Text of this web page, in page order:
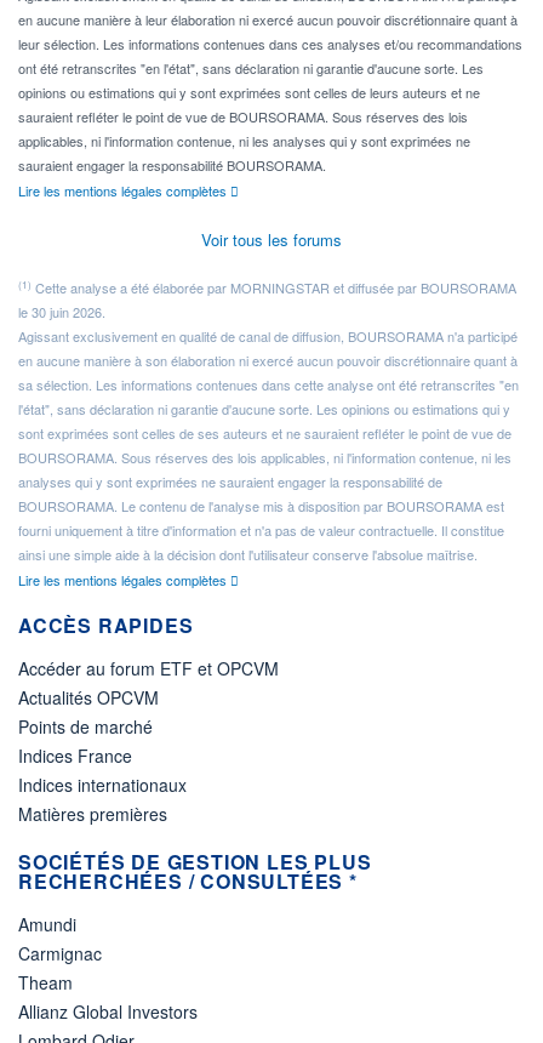
en aucune manière à leur élaboration ni exercé aucun pouvoir discrétionnaire quant à
leur sélection. Les informations contenues dans ces analyses et/ou recommandations
ont été retranscrites "en l'état", sans déclaration ni garantie d'aucune sorte. Les
opinions ou estimations qui y sont exprimées sont celles de leurs auteurs et ne
sauraient refléter le point de vue de BOURSORAMA. Sous réserves des lois
applicables, ni l'information contenue, ni les analyses qui y sont exprimées ne
sauraient engager la responsabilité BOURSORAMA.
Lire les mentions légales complètes
Voir tous les forums
(1) Cette analyse a été élaborée par MORNINGSTAR et diffusée par BOURSORAMA
le 30 juin 2026.
Agissant exclusivement en qualité de canal de diffusion, BOURSORAMA n'a participé
en aucune manière à son élaboration ni exercé aucun pouvoir discrétionnaire quant à
sa sélection. Les informations contenues dans cette analyse ont été retranscrites "en
l'état", sans déclaration ni garantie d'aucune sorte. Les opinions ou estimations qui y
sont exprimées sont celles de ses auteurs et ne sauraient refléter le point de vue de
BOURSORAMA. Sous réserves des lois applicables, ni l'information contenue, ni les
analyses qui y sont exprimées ne sauraient engager la responsabilité de
BOURSORAMA. Le contenu de l'analyse mis à disposition par BOURSORAMA est
fourni uniquement à titre d'information et n'a pas de valeur contractuelle. Il constitue
ainsi une simple aide à la décision dont l'utilisateur conserve l'absolue maîtrise.
Lire les mentions légales complètes
ACCÈS RAPIDES
Accéder au forum ETF et OPCVM
Actualités OPCVM
Points de marché
Indices France
Indices internationaux
Matières premières
SOCIÉTÉS DE GESTION LES PLUS
RECHERCHÉES / CONSULTÉES *
Amundi
Carmignac
Theam
Allianz Global Investors